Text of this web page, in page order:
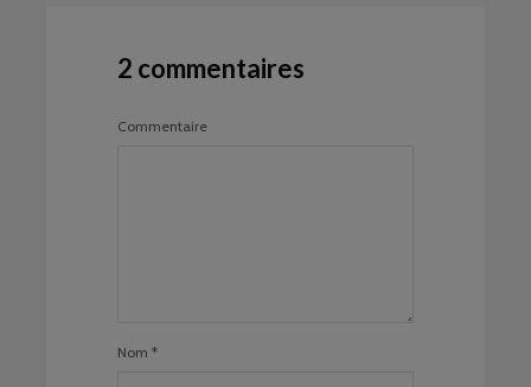
2 commentaires
Commentaire
Nom *